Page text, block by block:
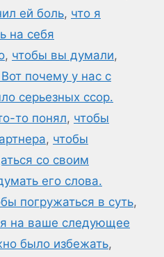
ей боль, что я
на себя
, чтобы вы думали,
почему у нас с
серьезных ссор.
то понял, чтобы
, чтобы
со своим
его слова.
погружаться в суть,
на ваше следующее
было избежать,